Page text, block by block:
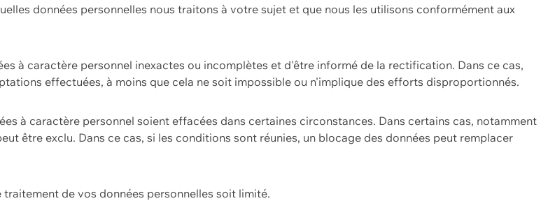
données personnelles nous traitons à votre sujet et que nous les utilisons conformément aux
à caractère personnel inexactes ou incomplètes et d'être informé de la rectification. Dans ce cas,
effectuées, à moins que cela ne soit impossible ou n'implique des efforts disproportionnés.
à caractère personnel soient effacées dans certaines circonstances. Dans certains cas, notamment
être exclu. Dans ce cas, si les conditions sont réunies, un blocage des données peut remplacer
de vos données personnelles soit limité.